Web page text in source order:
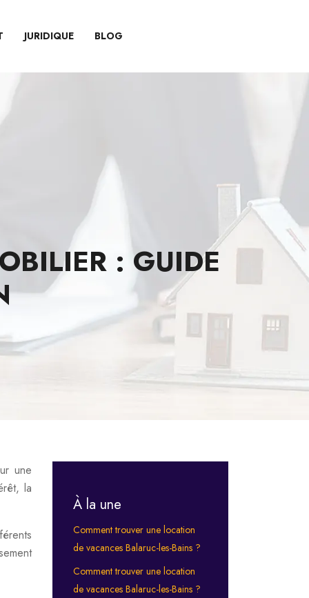
JURIDIQUE BLOG
: GUIDE
une
la
À la une
Comment trouver une location
de vacances Balaruc-les-Bains ?
Comment trouver une location
de vacances Balaruc-les-Bains ?